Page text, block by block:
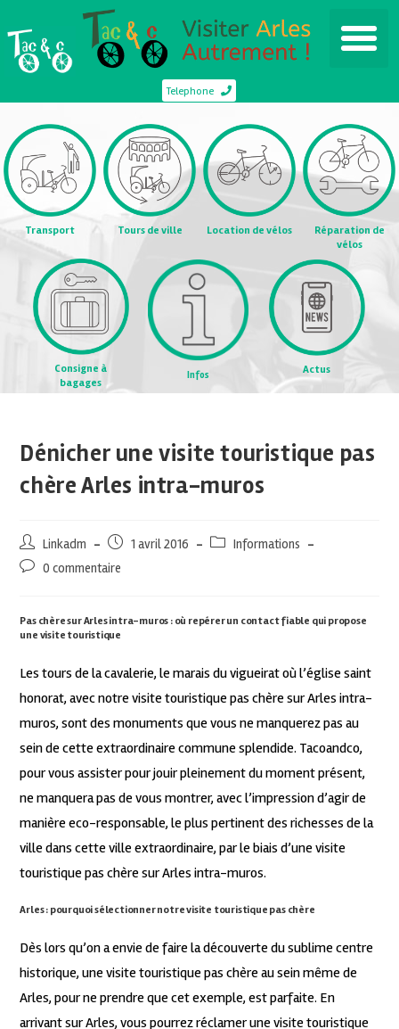
Telephone
Transport Tours de ville Location de vélos
Réparation de
vélos
Consigne à
bagages
Infos Actus
Dénicher une visite touristique pas
chère Arles intra-muros
Linkadm 1 avril 2016
Informations
0 commentaire
Pas chère sur Arles intra-muros : où repérer un contact fiable qui propose
une visite touristique
Les tours de la cavalerie, le marais du vigueirat où l’église saint
honorat, avec notre visite touristique pas chère sur Arles intra-
muros, sont des monuments que vous ne manquerez pas au
sein de cette extraordinaire commune splendide. Tacoandco,
pour vous assister pour jouir pleinement du moment présent,
ne manquera pas de vous montrer, avec l’impression d’agir de
manière eco-responsable, le plus pertinent des richesses de la
ville dans cette ville extraordinaire, par le biais d’une visite
touristique pas chère sur Arles intra-muros.
Arles : pourquoi sélectionner notre visite touristique pas chère
Dès lors qu’on a envie de faire la découverte du sublime centre
historique, une visite touristique pas chère au sein même de
Arles, pour ne prendre que cet exemple, est parfaite. En
arrivant sur Arles, vous pourrez réclamer une visite touristique